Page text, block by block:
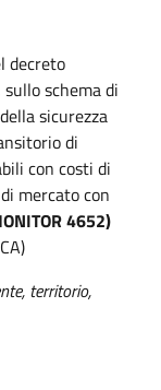
decreto
schema di
sicurezza
di
con costi di
mercato con
4652)
territorio,